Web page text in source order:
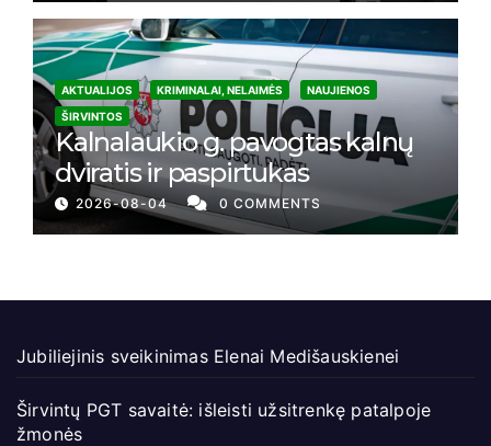
AKTUALIJOS KRIMINALAI, NELAIMĖS
NAUJIENOS
ŠIRVINTOS
Kalnalaukio g. pavogtas kalnų
dviratis ir paspirtukas
2026-08-04 0 COMMENTS
Jubiliejinis sveikinimas Elenai Medišauskienei
Širvintų PGT savaitė: išleisti užsitrenkę patalpoje
žmonės